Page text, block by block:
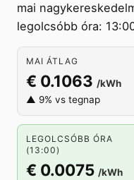
mai
legolcsóbb óra:
MAI ÁTLAG
€ 0.1063 /kWh
▲ 9% vs tegnap
LEGOLCSÓBB ÓRA
(13:00)
€ 0.0075 /kWh